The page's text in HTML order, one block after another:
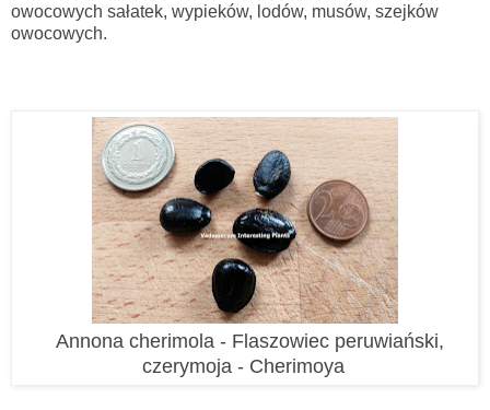
owocowych sałatek, wypieków, lodów, musów, szejków
owocowych.
Annona cherimola - Flaszowiec peruwiański,
czerymoja - Cherimoya